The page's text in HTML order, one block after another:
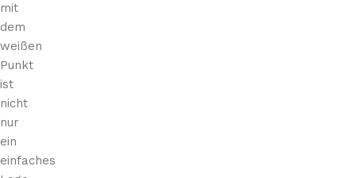
mit
dem
weißen
Punkt
ist
nicht
nur
ein
einfaches